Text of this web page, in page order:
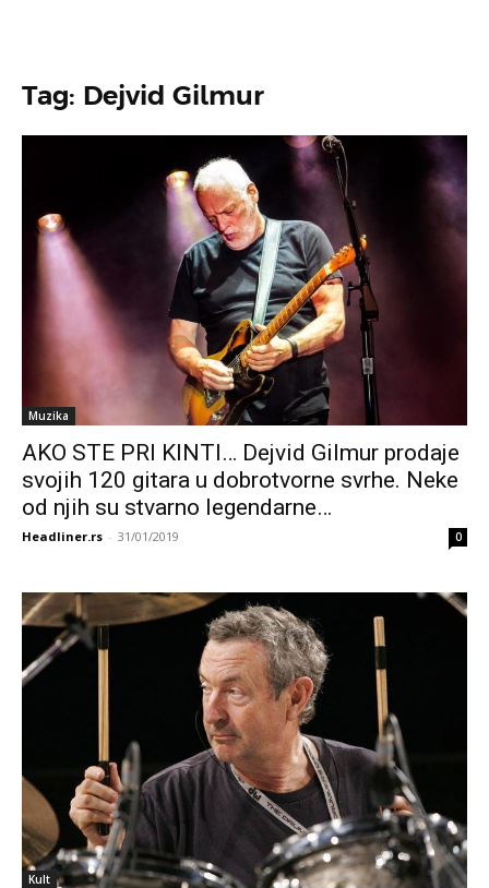
Tag: Dejvid Gilmur
Muzika
AKO STE PRI KINTI… Dejvid Gilmur prodaje
svojih 120 gitara u dobrotvorne svrhe. Neke
od njih su stvarno legendarne…
Headliner.rs - 31/01/2019 0
Kult